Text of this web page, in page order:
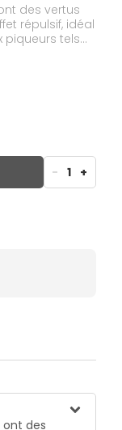
des vertus
répulsif, idéal
piqueurs tels
taons,
puces...
de piqûres,
la
au
- 1 +
ont des